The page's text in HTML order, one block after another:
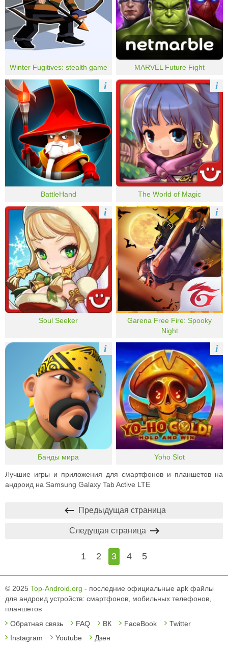
Winter Fugitives: stealth game MARVEL Future Fight
BattleHand
i
The World of Magic
i
Soul Seeker
i
Garena Free Fire: Spooky
Night
i
Банды мира
i
Yoho Slot
i
Лучшие игры и приложения для смартфонов и планшетов на
андроид на Samsung Galaxy Tab Active LTE
Предыдущая страница
1 2 3 4 5
Следущая страница
© 2025 Top-Android.org - последние официальные apk файлы
для андроид устройств: смартфонов, мобильных телефонов,
планшетов
Обратная связь
FAQ ВК FaceBook
Twitter
Instagram
Youtube
Дзен